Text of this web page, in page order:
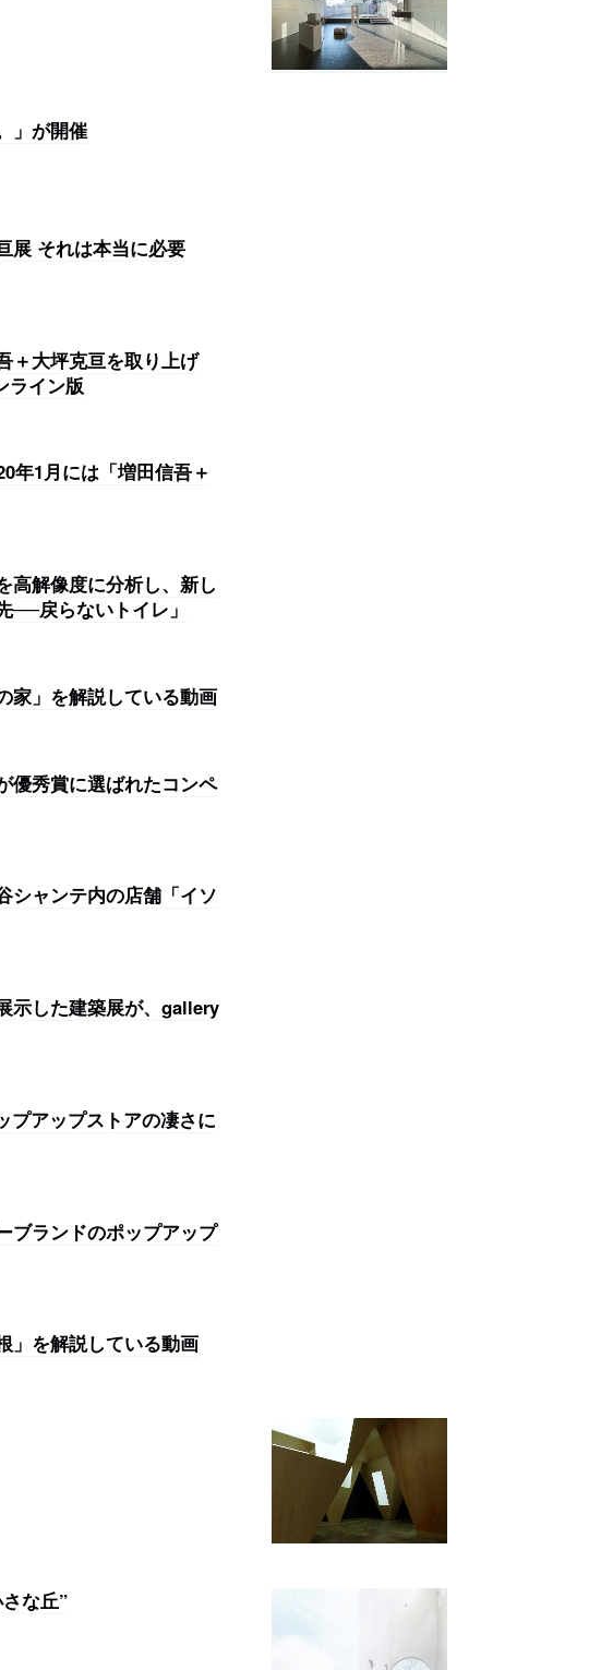
」が開催
展 それは本当に必要
＋大坪克亘を取り上げ
ライン版
年1月には「増田信吾＋
高解像度に分析し、新し
──戻らないトイレ」
家」を解説している動画
優秀賞に選ばれたコンペ
シャンテ内の店舗「イソ
示した建築展が、gallery
プアップストアの凄さに
ブランドのポップアップ
」を解説している動画
な丘”